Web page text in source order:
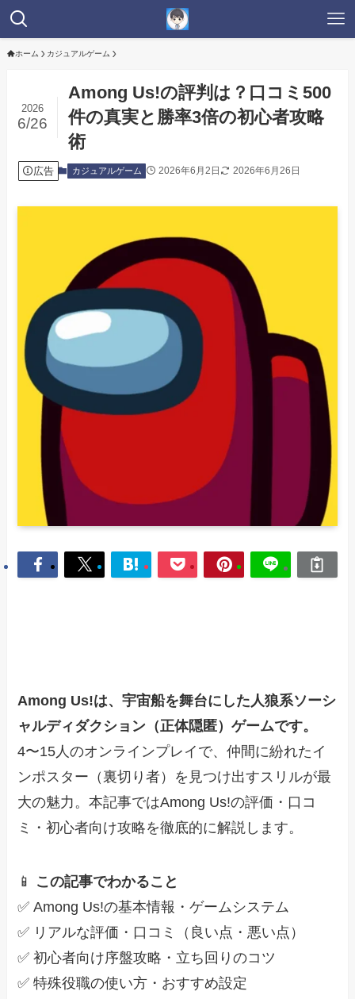
ホーム カジュアルゲーム
Among Us!の評判は？口コミ500
件の真実と勝率3倍の初心者攻略
術
2026
6/26
広告 カジュアルゲーム 2026年6月2日 2026年6月26日
Among Us!は、宇宙船を舞台にした人狼系ソーシ
ャルディダクション（正体隠匿）ゲームです。
4〜15人のオンラインプレイで、仲間に紛れたイ
ンポスター（裏切り者）を見つけ出すスリルが最
大の魅力。本記事ではAmong Us!の評価・口コ
ミ・初心者向け攻略を徹底的に解説します。
📱 この記事でわかること
✅ Among Us!の基本情報・ゲームシステム
✅ リアルな評価・口コミ（良い点・悪い点）
✅ 初心者向け序盤攻略・立ち回りのコツ
✅ 特殊役職の使い方・おすすめ設定